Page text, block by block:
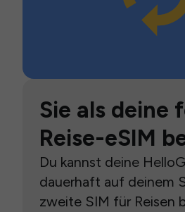
Sie als deine
Reise-eSIM
Du kannst deine
dauerhaft auf deinem
zweite SIM für Reisen